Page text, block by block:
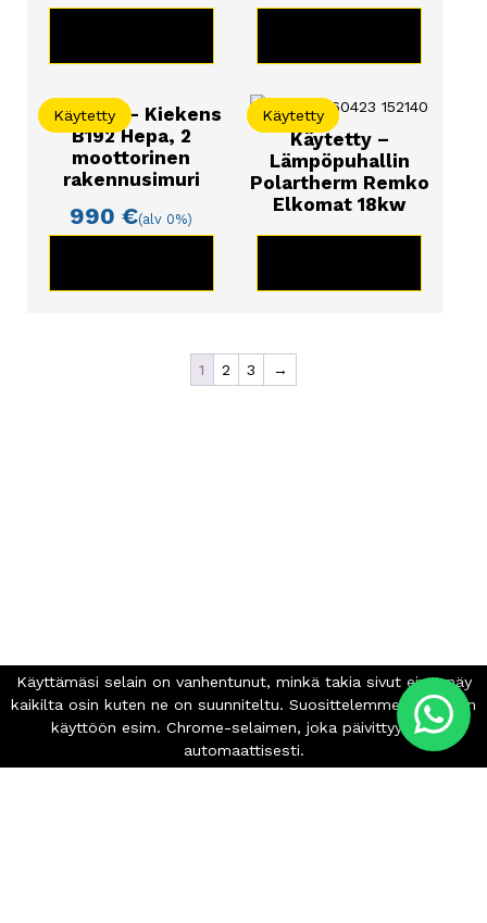
Käytetty
Käytetty – Kiekens
B192 Hepa, 2
moottorinen
rakennusimuri
990€(alv 0%)
Käytetty
Käytetty –
Lämpöpuhallin
Polartherm Remko
Elkomat 18kw
1 2 3 →